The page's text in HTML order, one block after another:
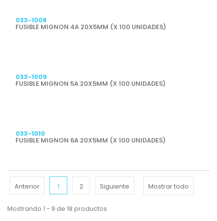
033-1008
FUSIBLE MIGNON 4A 20X5MM (X 100 UNIDADES)
033-1009
FUSIBLE MIGNON 5A 20X5MM (X 100 UNIDADES)
033-1010
FUSIBLE MIGNON 6A 20X5MM (X 100 UNIDADES)
Mostrar todo
Anterior 1 2 Siguiente
Mostrando 1 - 9 de 18 productos